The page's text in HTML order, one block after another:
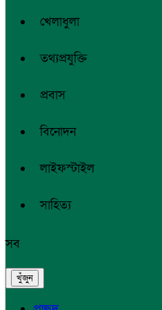
খেলাধুলা
তথ্যপ্রযুক্তি
প্রবাস
বিনোদন
লাইফস্টাইল
সাহিত্য
সব